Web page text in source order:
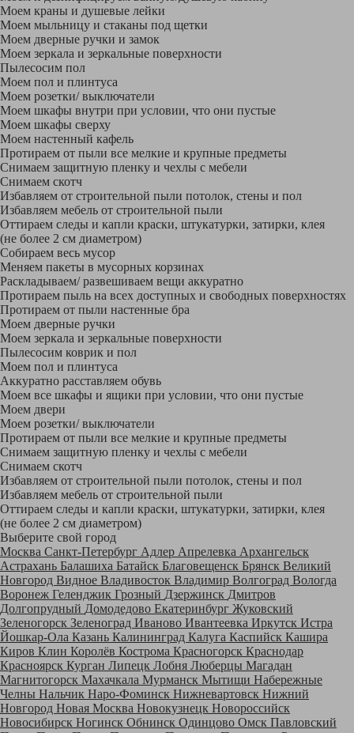
Моем краны и душевые лейки
Моем мыльницу и стаканы под щетки
Моем дверные ручки и замок
Моем зеркала и зеркальные поверхности
Пылесосим пол
Моем пол и плинтуса
Моем розетки/ выключатели
Моем шкафы внутри при условии, что они пустые
Моем шкафы сверху
Моем настенный кафель
Протираем от пыли все мелкие и крупные предметы
Снимаем защитную пленку и чехлы с мебели
Снимаем скотч
Избавляем от строительной пыли потолок, стены и пол
Избавляем мебель от строительной пыли
Оттираем следы и капли краски, штукатурки, затирки, клея
(не более 2 см диаметром)
Собираем весь мусор
Меняем пакеты в мусорных корзинах
Раскладываем/ развешиваем вещи аккуратно
Протираем пыль на всех доступных и свободных поверхностях
Протираем от пыли настенные бра
Моем дверные ручки
Моем зеркала и зеркальные поверхности
Пылесосим коврик и пол
Моем пол и плинтуса
Аккуратно расставляем обувь
Моем все шкафы и ящики при условии, что они пустые
Моем двери
Моем розетки/ выключатели
Протираем от пыли все мелкие и крупные предметы
Снимаем защитную пленку и чехлы с мебели
Снимаем скотч
Избавляем от строительной пыли потолок, стены и пол
Избавляем мебель от строительной пыли
Оттираем следы и капли краски, штукатурки, затирки, клея
(не более 2 см диаметром)
Выберите свой город
Москва Санкт-Петербург Адлер Апрелевка Архангельск
Астрахань Балашиха Батайск Благовещенск Брянск Великий
Новгород Видное Владивосток Владимир Волгоград Вологда
Воронеж Геленджик Грозный Дзержинск Дмитров
Долгопрудный Домодедово Екатеринбург Жуковский
Зеленогорск Зеленоград Иваново Ивантеевка Иркутск Истра
Йошкар-Ола Казань Калининград Калуга Каспийск Кашира
Киров Клин Королёв Кострома Красногорск Краснодар
Красноярск Курган Липецк Лобня Люберцы Магадан
Магнитогорск Махачкала Мурманск Мытищи Набережные
Челны Нальчик Наро-Фоминск Нижневартовск Нижний
Новгород Новая Москва Новокузнецк Новороссийск
Новосибирск Ногинск Обнинск Одинцово Омск Павловский